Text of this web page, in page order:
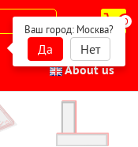
0
Ваш город: Москва?
Да
Нет
About us